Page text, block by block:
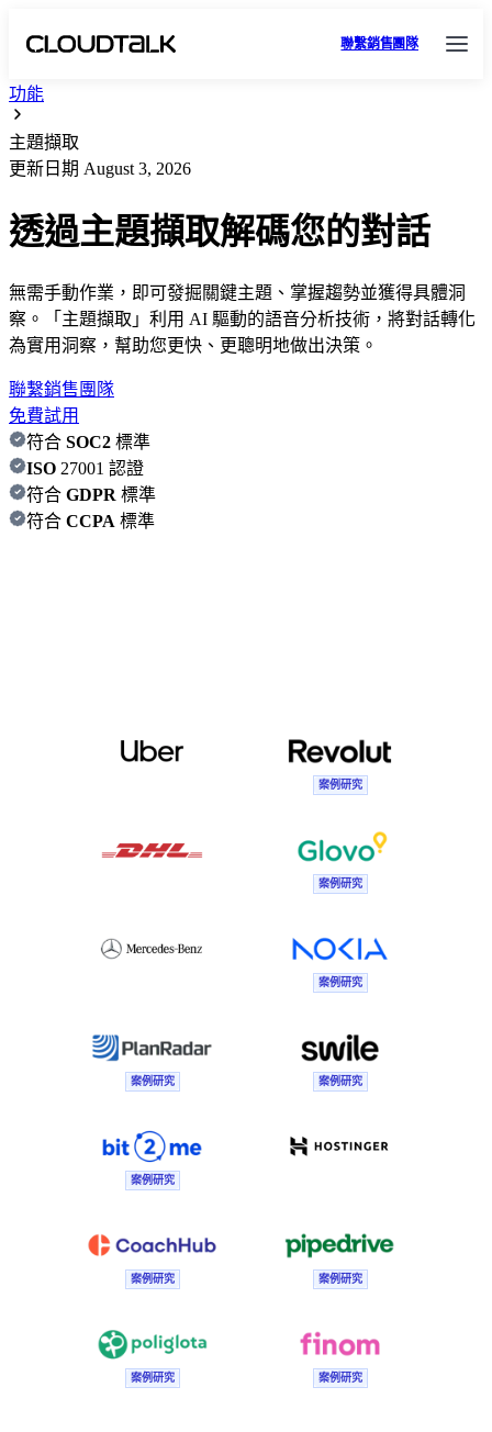
聯繫銷售團隊
功能
主題擷取
更新日期 August 3, 2026
透過主題擷取解碼您的對話
無需手動作業，即可發掘關鍵主題、掌握趨勢並獲得具體洞
察。「主題擷取」利用 AI 驅動的語音分析技術，將對話轉化
為實用洞察，幫助您更快、更聰明地做出決策。
聯繫銷售團隊
免費試用
符合 SOC2 標準
ISO 27001 認證
符合 GDPR 標準
符合 CCPA 標準
案例研究
案例研究
案例研究
案例研究 案例研究
案例研究
案例研究 案例研究
案例研究 案例研究